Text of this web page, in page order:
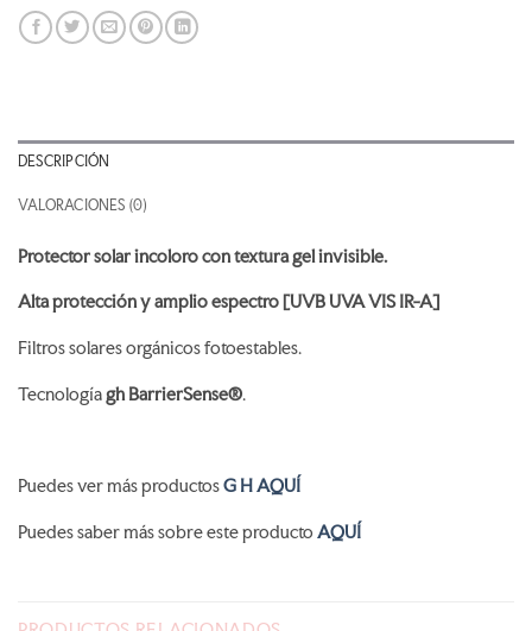
DESCRIPCIÓN
VALORACIONES (0)
Protector solar incoloro con textura gel invisible.
Alta protección y amplio espectro [UVB UVA VIS IR-A]
Filtros solares orgánicos fotoestables.
Tecnologíagh BarrierSense®.
Puedes ver más productosG H AQUÍ
Puedes saber más sobre este producto AQUÍ